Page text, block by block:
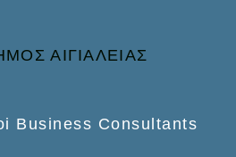
ΑΙΓΙΑΛΕΙΑΣ
Business Consultants